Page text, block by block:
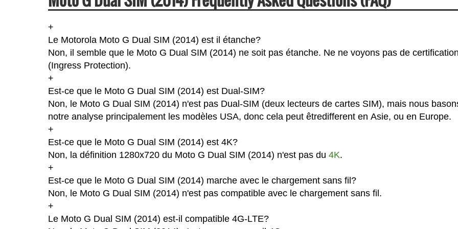
+
Le Motorola Moto G Dual SIM (2014) est il étanche?
Non, il semble que le Moto G Dual SIM (2014) ne soit pas étanche. Ne ne voyons pas de
(Ingress Protection).
+
Est-ce que le Moto G Dual SIM (2014) est Dual-SIM?
Non, le Moto G Dual SIM (2014) n'est pas Dual-SIM (deux lecteurs de cartes SIM), mais nous
notre analyse principalement les modèles USA, donc cela peut êtredifferent en Asie, ou en Europe.
+
Est-ce que le Moto G Dual SIM (2014) est 4K?
Non, la définition 1280x720 du Moto G Dual SIM (2014) n'est pas du 4K.
+
Est-ce que le Moto G Dual SIM (2014) marche avec le chargement sans fil?
Non, le Moto G Dual SIM (2014) n'est pas compatible avec le chargement sans fil.
+
Le Moto G Dual SIM (2014) est-il compatible 4G-LTE?